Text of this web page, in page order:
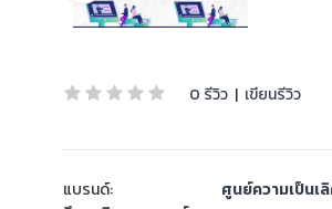
0 รีวิว | เขียนรีวิว
แบรนด์:
ศูนย์ความเป็นเ